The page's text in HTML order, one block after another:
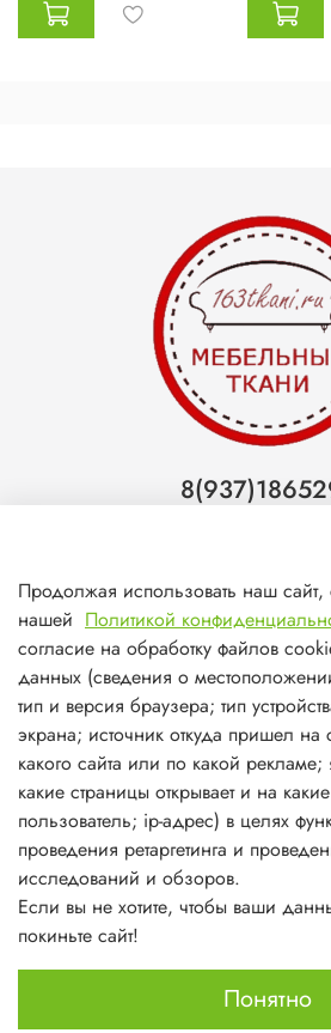
О магазине
Информация
Личный кабинет
Самара (ТЦ
Самара (ст.м.
Продолжая использовать наш сайт,
нашей Политикой
согласие на обработку файлов
данных (сведения о
тип и версия браузера; тип
экрана; источник откуда пришел на
какого сайта или по какой
какие страницы открывает и на
пользователь; ip-адрес) в целях
проведения ретаргетинга и
исследований и обзоров.
Если вы не хотите, чтобы ваши
покиньте сайт!
Понятно